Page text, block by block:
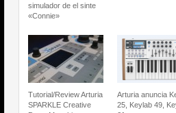
simulador de el sinte
«Connie»
Tutorial/Review Arturia
SPARKLE Creative
Arturia anuncia
25, Keylab 49,